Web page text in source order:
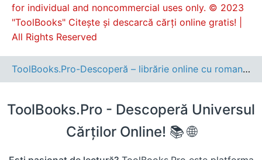
for individual and noncommercial uses only. © 2023
"ToolBooks" Citește și descarcă cărți online gratis! |
All Rights Reserved
ToolBooks.Pro-Descoperă – librărie online cu romane, cărți pentru copii, dezvoltare personală și cele mai noi apariții editoriale.
ToolBooks.Pro - Descoperă Universul
Cărților Online! 📚 🌐